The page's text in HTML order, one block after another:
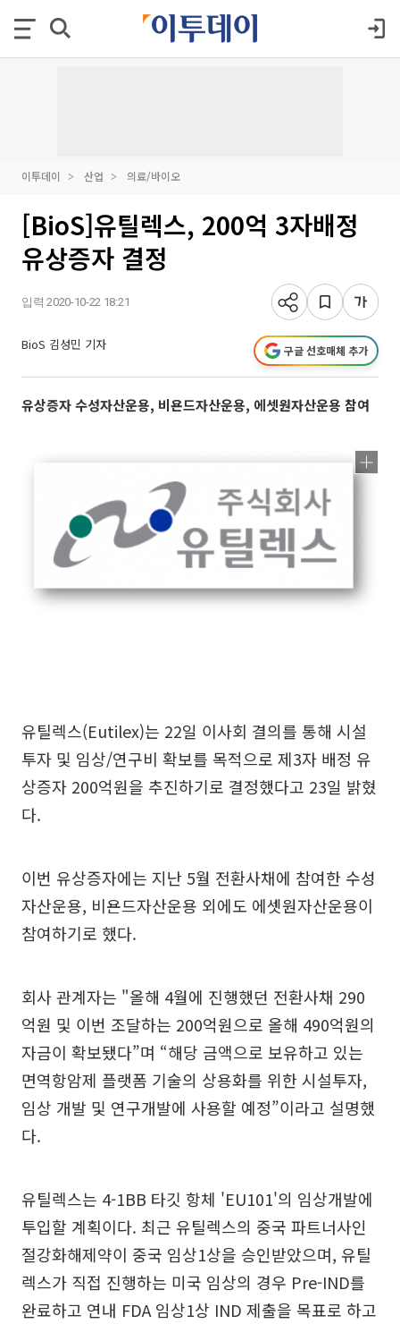
이투데이 산업 의료/바이오
[BioS]유틸렉스, 200억 3자배정
유상증자 결정
입력 2020-10-22 18:21
BioS 김성민 기자 구글 선호매체 추가
유상증자 수성자산운용, 비욘드자산운용, 에셋원자산운용 참여
유틸렉스(Eutilex)는 22일 이사회 결의를 통해 시설
투자 및 임상/연구비 확보를 목적으로 제3자 배정 유
상증자 200억원을 추진하기로 결정했다고 23일 밝혔
다.
이번 유상증자에는 지난 5월 전환사채에 참여한 수성
자산운용, 비욘드자산운용 외에도 에셋원자산운용이
참여하기로 했다.
회사 관계자는 "올해 4월에 진행했던 전환사채 290
억원 및 이번 조달하는 200억원으로 올해 490억원의
자금이 확보됐다”며 “해당 금액으로 보유하고 있는
면역항암제 플랫폼 기술의 상용화를 위한 시설투자,
임상 개발 및 연구개발에 사용할 예정”이라고 설명했
다.
유틸렉스는 4-1BB 타깃 항체 'EU101'의 임상개발에
투입할 계획이다. 최근 유틸렉스의 중국 파트너사인
절강화해제약이 중국 임상1상을 승인받았으며, 유틸
렉스가 직접 진행하는 미국 임상의 경우 Pre-IND를
완료하고 연내 FDA 임상1상 IND 제출을 목표로 하고